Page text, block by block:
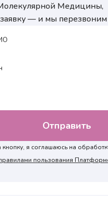
Медицины,
заявку — и мы перезвоним
я соглашаюсь на
пользования